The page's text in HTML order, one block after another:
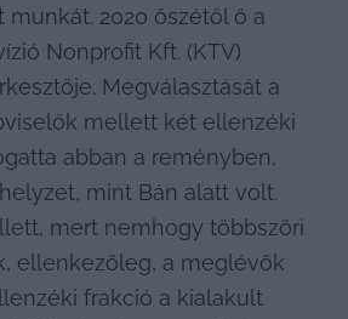
2020 őszétől ő a
Nonprofit Kft. (KTV)
Megválasztását a
mellett két ellenzéki
abban a reményben,
mint Bán alatt volt.
mert nemhogy többszöri
ellenkezőleg, a meglévők
frakció a kialakult